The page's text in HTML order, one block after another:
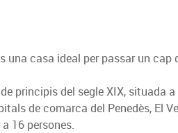
una casa ideal per passar un cap
principis del segle XIX, situada
de comarca del Penedès, El
16 persones.